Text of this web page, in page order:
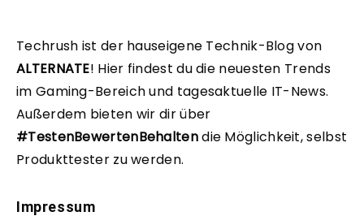
Techrush ist der hauseigene Technik-Blog von
ALTERNATE! Hier findest du die neuesten Trends
im Gaming-Bereich und tagesaktuelle IT-News.
Außerdem bieten wir dir über
#TestenBewertenBehaltendie Möglichkeit, selbst
Produkttester zu werden.
Impressum